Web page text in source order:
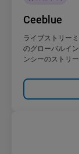
Ceeblue
ライブストリー
のグローバルイ
ンシーのストリ